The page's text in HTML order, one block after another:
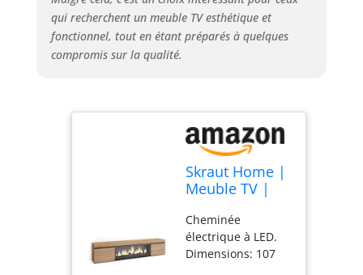
claires et
détaillées. Aucun
outil spécial n'est
meuble en un
temps record.
Garantie : Les
produits Skraut
Home sont
garantis 2 ans et
bénéficient d'un
excellent service
après-vente, avec
qui recherchent un meuble TV esthétique et
fonctionnel, tout en étant préparés à quelques
compromis sur la qualité.
Skraut Home |
Meuble TV |
Grand Espace
de Rangement
| 210 | pour
Cheminée
électrique à LED.
Dimensions: 107